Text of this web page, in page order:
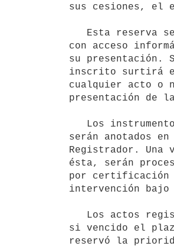
sus cesiones, el
con acceso
su presentación.
inscrito surtirá
cualquier acto o
presentación de
serán anotados
Registrador.
ésta, serán
por certificación
intervención
si vencido el
reservó la